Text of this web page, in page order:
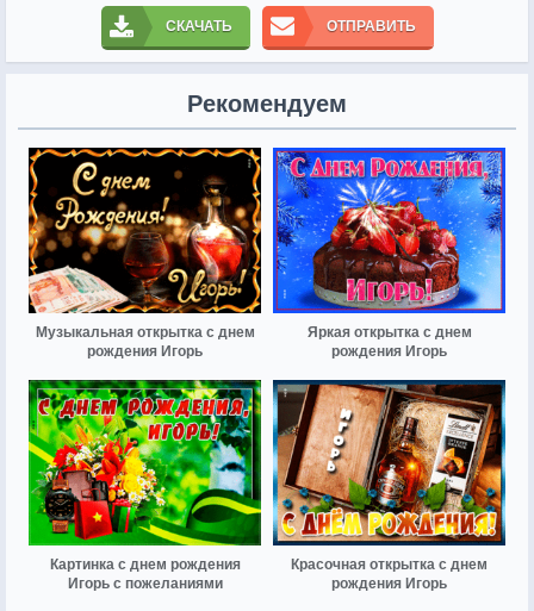
СКАЧАТЬ ОТПРАВИТЬ
Рекомендуем
Музыкальная открытка с днем
рождения Игорь
Яркая открытка с днем
рождения Игорь
Картинка с днем рождения
Игорь с пожеланиями
Красочная открытка с днем
рождения Игорь